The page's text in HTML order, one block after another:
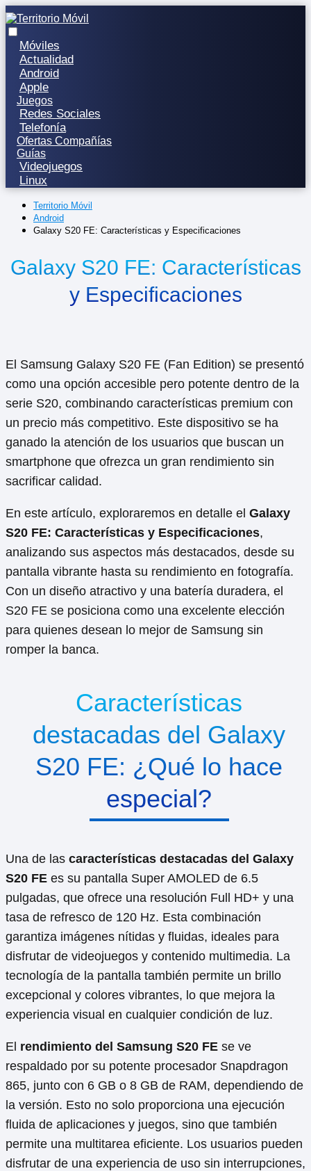
Móviles
Actualidad
Android
Apple
Juegos
Redes Sociales
Telefonía
Ofertas Compañías
Guías
Videojuegos
Linux
Territorio Móvil
Android
Galaxy S20 FE: Características y Especificaciones
Galaxy S20 FE: Características
y Especificaciones
El Samsung Galaxy S20 FE (Fan Edition) se presentó
como una opción accesible pero potente dentro de la
serie S20, combinando características premium con
un precio más competitivo. Este dispositivo se ha
ganado la atención de los usuarios que buscan un
smartphone que ofrezca un gran rendimiento sin
sacrificar calidad.
En este artículo, exploraremos en detalle el Galaxy
S20 FE: Características y Especificaciones,
analizando sus aspectos más destacados, desde su
pantalla vibrante hasta su rendimiento en fotografía.
Con un diseño atractivo y una batería duradera, el
S20 FE se posiciona como una excelente elección
para quienes desean lo mejor de Samsung sin
romper la banca.
Características
destacadas del Galaxy
S20 FE: ¿Qué lo hace
especial?
Una de las características destacadas del Galaxy
S20 FE es su pantalla Super AMOLED de 6.5
pulgadas, que ofrece una resolución Full HD+ y una
tasa de refresco de 120 Hz. Esta combinación
garantiza imágenes nítidas y fluidas, ideales para
disfrutar de videojuegos y contenido multimedia. La
tecnología de la pantalla también permite un brillo
excepcional y colores vibrantes, lo que mejora la
experiencia visual en cualquier condición de luz.
El rendimiento del Samsung S20 FE se ve
respaldado por su potente procesador Snapdragon
865, junto con 6 GB o 8 GB de RAM, dependiendo de
la versión. Esto no solo proporciona una ejecución
fluida de aplicaciones y juegos, sino que también
permite una multitarea eficiente. Los usuarios pueden
disfrutar de una experiencia de uso sin interrupciones,